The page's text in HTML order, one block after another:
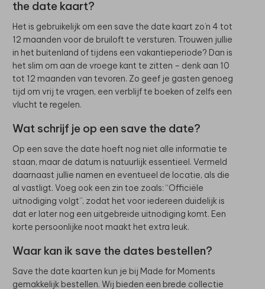
the date kaart?
Het is gebruikelijk om een save the date kaart zo’n 4 tot
12 maanden voor de bruiloft te versturen. Trouwen jullie
in het buitenland of tijdens een vakantieperiode? Dan is
het slim om aan de vroege kant te zitten – denk aan 10
tot 12 maanden van tevoren. Zo geef je gasten genoeg
tijd om vrij te vragen, een verblijf te boeken of zelfs een
vlucht te regelen.
Wat schrijf je op een save the date?
Op een save the date hoeft nog niet alle informatie te
staan, maar de datum is natuurlijk essentieel. Vermeld
daarnaast jullie namen en eventueel de locatie, als die
al vastligt. Voeg ook een zin toe zoals: “Officiële
uitnodiging volgt”, zodat het voor iedereen duidelijk is
dat er later nog een uitgebreide uitnodiging komt. Een
korte persoonlijke noot maakt het extra leuk.
Waar kan ik save the dates bestellen?
Save the date kaarten kun je bij Made for Moments
gemakkelijk bestellen. Wij bieden een brede collectie